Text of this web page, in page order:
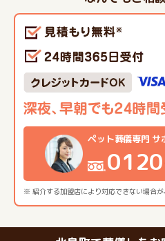
※ 紹介する加盟店により対応できない場合が
ペット葬儀専門 サ